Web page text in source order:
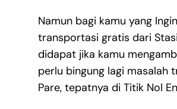
Namun bagi kamu yang
transportasi gratis dari
didapat jika kamu
perlu bingung lagi masalah
Pare, tepatnya di Titik Nol